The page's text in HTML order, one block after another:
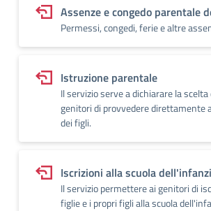
Assenze e congedo parentale
Permessi, congedi, ferie e altre
Istruzione parentale
Il servizio serve a dichiarare la scelta
genitori di provvedere direttamente
dei figli.
Iscrizioni alla scuola
Il servizio permettere ai genitori di
figlie e i propri figli alla scuola